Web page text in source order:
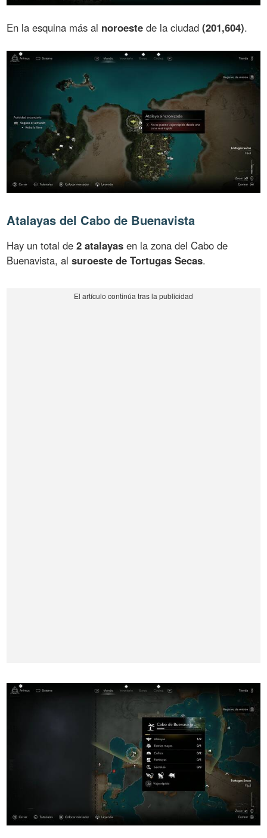
En la esquina más al noroeste de la ciudad(201,604).
Atalayas del Cabo de Buenavista
Hay un total de2 atalayas en la zona del Cabo de
Buenavista, alsuroeste de Tortugas Secas.